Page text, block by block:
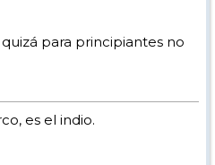
para principiantes no
es el indio.